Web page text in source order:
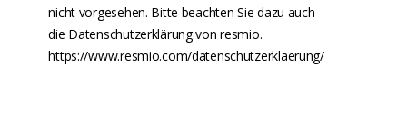
nicht vorgesehen. Bitte beachten Sie dazu auch
die Datenschutzerklärung von resmio.
https://www.resmio.com/datenschutzerklaerung/